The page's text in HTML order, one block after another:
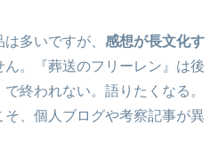
多いですが、 感想が長文化す
ん。『葬送のフリーレン』は後
終われない。語りたくなる。
、個人ブログや考察記事が異